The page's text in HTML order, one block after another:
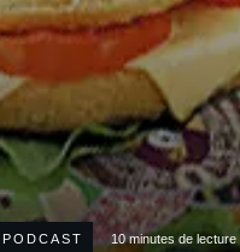
PODCAST 10minutes de lecture